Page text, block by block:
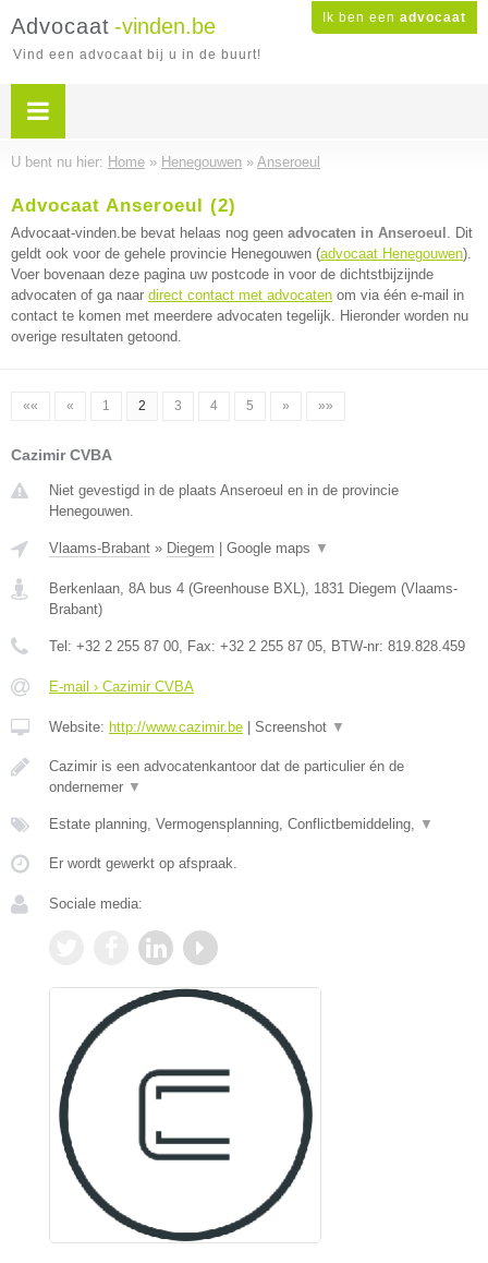
Ik ben een advocaat
Advocaat -vinden.be
Vind een advocaat bij u in de buurt!
U bent nu hier: Home » Henegouwen » Anseroeul
Advocaat Anseroeul (2)
Advocaat-vinden.be bevat helaas nog geen advocaten in Anseroeul . Dit
geldt ook voor de gehele provincie Henegouwen (advocaat Henegouwen).
Voer bovenaan deze pagina uw postcode in voor de dichtstbijzijnde
advocaten of ga naar direct contact met advocaten om via één e-mail in
contact te komen met meerdere advocaten tegelijk. Hieronder worden nu
overige resultaten getoond.
«« « 1 2 3 4 5 » »»
Cazimir CVBA
Niet gevestigd in de plaats Anseroeul en in de provincie
Henegouwen.
Vlaams-Brabant » Diegem Google maps ▼
Berkenlaan, 8A bus 4 (Greenhouse BXL), 1831 Diegem (Vlaams-
Brabant)
Tel: +32 2 255 87 00, Fax: +32 2 255 87 05, BTW-nr: 819.828.459
E-mail › Cazimir CVBA
Website: http://www.cazimir.be Screenshot ▼
Cazimir is een advocatenkantoor dat de particulier én de
ondernemer ▼
Estate planning, Vermogensplanning, Conflictbemiddeling, ▼
Er wordt gewerkt op afspraak.
Sociale media: